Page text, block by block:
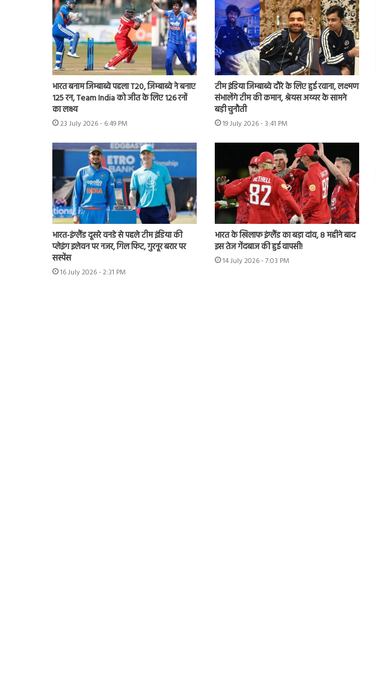
भारत बनाम जिम्बाब्वे पहला T20, जिम्बाब्वे ने बनाए
125 रन, Team India को जीत के लिए 126 रनों
का लक्ष्य
23 July 2026 - 6:49 PM
टीम इंडिया जिम्बाब्वे दौरे के लिए हुई रवाना, लक्ष्मण
संभालेंगे टीम की कमान, श्रेयस अय्यर के सामने
बड़ी चुनौती
19 July 2026 - 3:41 PM
भारत-इंग्लैंड दूसरे वनडे से पहले टीम इंडिया की
प्लेइंग इलेवन पर नजर, गिल फिट, गुरनूर बरार पर
सस्पेंस
16 July 2026 - 2:31 PM
भारत के खिलाफ इंग्लैंड का बड़ा दांव, 8 महीने बाद
इस तेज गेंदबाज की हुई वापसी!
14 July 2026 - 7:03 PM